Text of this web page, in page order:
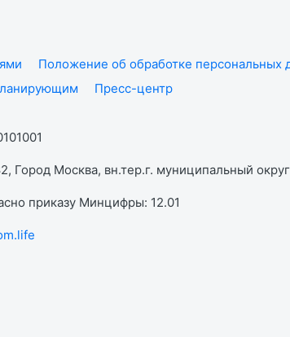
Положение об обработке персональных
Пресс-центр
Город Москва, вн.тер.г. муниципальный
приказу Минцифры: 12.01